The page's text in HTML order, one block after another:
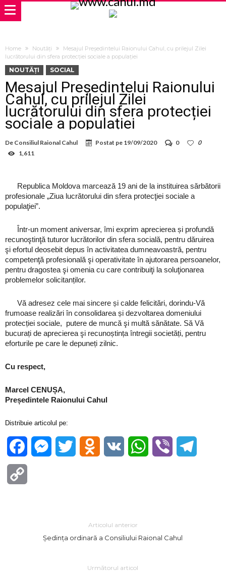
Home Noutăți
Mesajul Președintelui Raionului Cahul, cu prilejul Zilei
lucrătorului din sfera protecției sociale a populației
NOUTĂȚI SOCIAL
Mesajul Președintelui Raionului
Cahul, cu prilejul Zilei
lucrătorului din sfera protecției
sociale a populației
De Consiliul Raional Cahul Postat pe 19/09/2020 0
0
1,611
Republica Moldova marcează 19 ani de la instituirea sărbătorii
profesionale „Ziua lucrătorului din sfera protecţiei sociale a
populaţiei”.
Într-un moment aniversar, îmi exprim aprecierea și profundă
recunoştinţă tuturor lucrătorilor din sfera socială, pentru dăruirea
şi efortul deosebit depus în activitatea dumneavoastră, pentru
competenţă profesională şi operativitate în ajutorarea persoanelor,
pentru dragostea şi omenia cu care contribuiţi la soluţionarea
problemelor solicitanților.
Vă adresez cele mai sincere și calde felicitări, dorindu-Vă
frumoase realizări în consolidarea și dezvoltarea domeniului
protecției sociale, putere de muncă şi multă sănătate. Să Vă
bucurați de aprecierea şi recunoștința întregii societăți, pentru
eforturile pe care le depuneți zilnic.
Cu respect,
Marcel CENUȘA,
Președintele Raionului Cahul
Distribuie articolul pe:
FacebookMessenger
Twitter Odnoklassniki
VK WhatsApp
Viber
Articolul anterior
Ședința ordinară a Consiliului Raional Cahul
Următorul articol